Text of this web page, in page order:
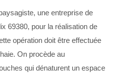
une entreprise de
69380, pour la réalisation de
opération doit être effectuée
On procède au
qui dénaturent un espace